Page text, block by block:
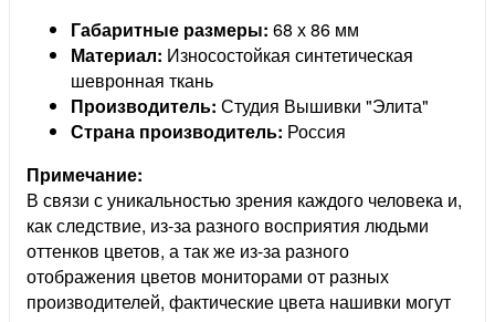
Габаритные размеры: 68 х 86 мм
Материал: Износостойкая синтетическая
шевронная ткань
Производитель: Студия Вышивки "Элита"
Страна производитель: Россия
Примечание:
В связи с уникальностью зрения каждого человека и,
как следствие, из-за разного восприятия людьми
оттенков цветов, а так же из-за разного
отображения цветов мониторами от разных
производителей, фактические цвета нашивки могут